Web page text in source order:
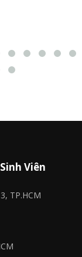
Viên
TP.HCM